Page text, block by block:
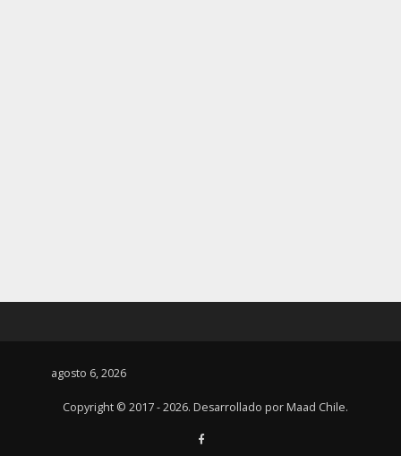
agosto 6, 2026
Copyright © 2017 - 2026. Desarrollado por Maad Chile.